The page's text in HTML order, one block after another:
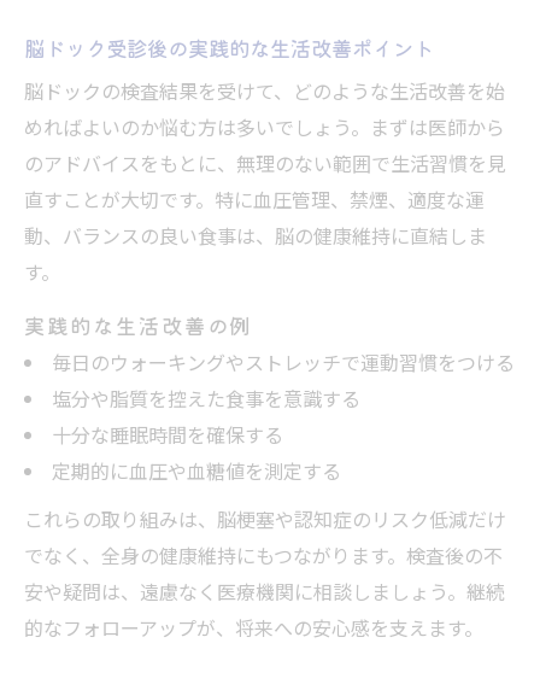
脳ドック受診後の実践的な生活改善ポイント
脳ドックの検査結果を受けて、どのような生活改善を始
めればよいのか悩む方は多いでしょう。まずは医師から
のアドバイスをもとに、無理のない範囲で生活習慣を見
直すことが大切です。特に血圧管理、禁煙、適度な運
動、バランスの良い食事は、脳の健康維持に直結しま
す。
実践的な生活改善の例
毎日のウォーキングやストレッチで運動習慣をつける
塩分や脂質を控えた食事を意識する
十分な睡眠時間を確保する
定期的に血圧や血糖値を測定する
これらの取り組みは、脳梗塞や認知症のリスク低減だけ
でなく、全身の健康維持にもつながります。検査後の不
安や疑問は、遠慮なく医療機関に相談しましょう。継続
的なフォローアップが、将来への安心感を支えます。